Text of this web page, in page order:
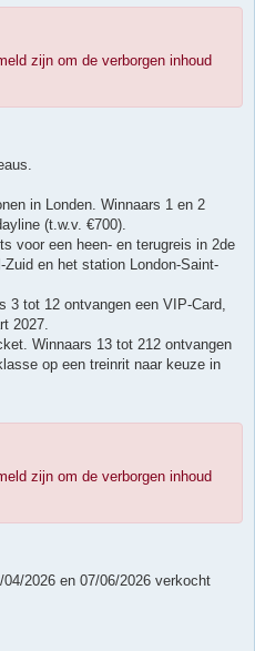
zijn om de verborgen inhoud
in Londen. Winnaars 1 en 2
(t.w.v. €700).
voor een heen- en terugreis in 2de
en het station London-Saint-
3 tot 12 ontvangen een VIP-Card,
2027.
Winnaars 13 tot 212 ontvangen
op een treinrit naar keuze in
zijn om de verborgen inhoud
2026 en 07/06/2026 verkocht